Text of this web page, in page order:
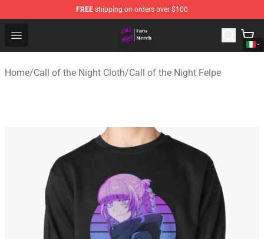
FREE shipping on orders over $100
Open menu
Call of the Night Store - Official Call of the Night
Home/Call of the Night Cloth/Call of the Night Felpe